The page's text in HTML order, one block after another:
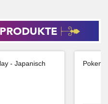
- Japanisch